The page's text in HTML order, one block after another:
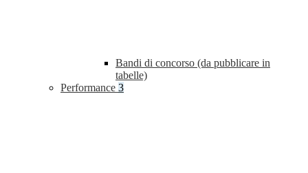
Bandi di concorso (da pubblicare in
tabelle)
Performance 3